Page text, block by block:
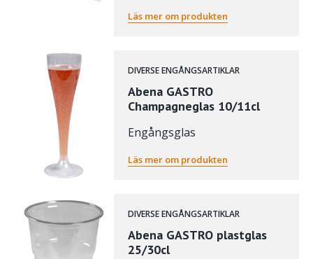
Läs mer om produkten
DIVERSE ENGÅNGSARTIKLAR
Abena GASTRO
Champagneglas 10/11cl
Engångsglas
Läs mer om produkten
DIVERSE ENGÅNGSARTIKLAR
Abena GASTRO plastglas
25/30cl